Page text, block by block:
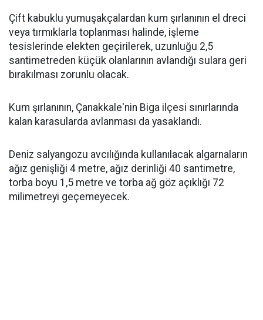
Çift kabuklu yumuşakçalardan kum şırlanının el dreci
veya tırmıklarla toplanması halinde, işleme
tesislerinde elekten geçirilerek, uzunluğu 2,5
santimetreden küçük olanlarının avlandığı sulara geri
bırakılması zorunlu olacak.
Kum şırlanının, Çanakkale'nin Biga ilçesi sınırlarında
kalan karasularda avlanması da yasaklandı.
Deniz salyangozu avcılığında kullanılacak algarnaların
ağız genişliği 4 metre, ağız derinliği 40 santimetre,
torba boyu 1,5 metre ve torba ağ göz açıklığı 72
milimetreyi geçemeyecek.